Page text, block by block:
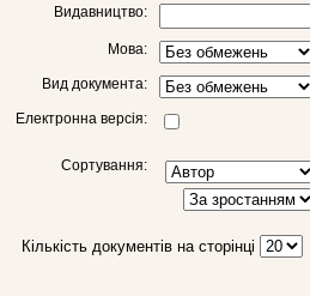
Видавництво:
Мова:
Вид документа:
Електронна версія:
Сортування:
Кількість документів на сторінці